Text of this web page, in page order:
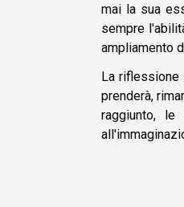
mai la sua
sempre
ampliamento
La riflessione
prenderà,
raggiunto,